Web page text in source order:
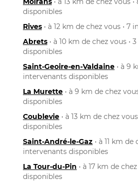
disponibles
Rives • à 12 km de chez vous •
Abrets • à 10 km de chez vous •
disponibles
Saint-Geoire-en-Valdaine • à 9
intervenants disponibles
La Murette • à 9 km de chez
disponibles
Coublevie • à 13 km de chez
disponibles
Saint-André-le-Gaz • à 11 km de
intervenants disponibles
La Tour-du-Pin • à 17 km de
disponibles